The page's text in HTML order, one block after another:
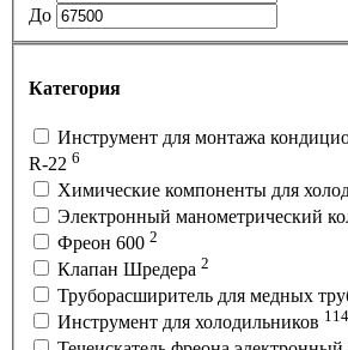
До
Категория
Инструмент для монтажа
R-22 6
Химические компоненты для
Электронный манометрический
Фреон 600 2
Клапан Шредера 2
Труборасширитель для медных
Инструмент для холодильников 114